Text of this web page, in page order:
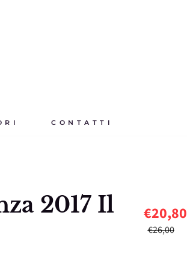
CONTATTI
2017 Il
€20,80
€26,00